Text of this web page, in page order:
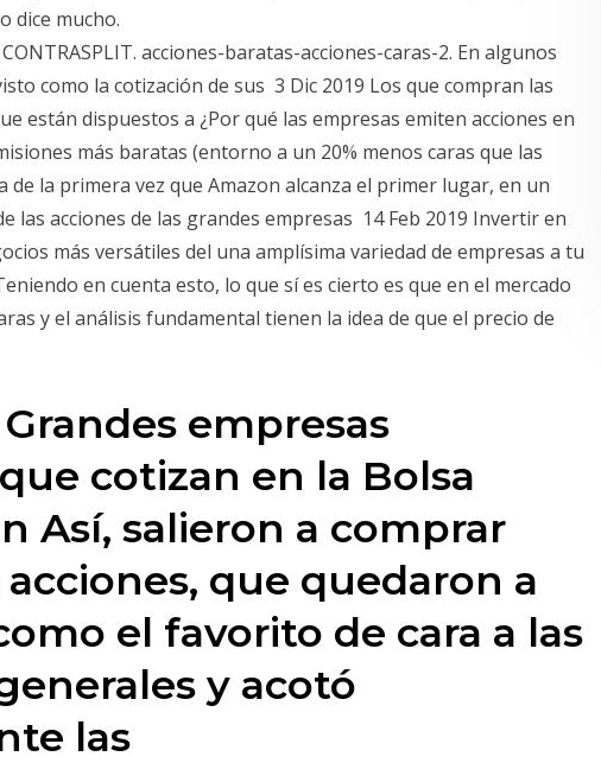
dice mucho.
CONTRASPLIT. acciones-baratas-acciones-caras-2. En algunos
como la cotización de sus 3 Dic 2019 Los que compran las
están dispuestos a ¿Por qué las empresas emiten acciones en
más baratas (entorno a un 20% menos caras que las
de la primera vez que Amazon alcanza el primer lugar, en un
las acciones de las grandes empresas 14 Feb 2019 Invertir en
más versátiles del una amplísima variedad de empresas a tu
en cuenta esto, lo que sí es cierto es que en el mercado
y el análisis fundamental tienen la idea de que el precio de
Grandes empresas
cotizan en la Bolsa
Así, salieron a comprar
que quedaron a
el favorito de cara a las
y acotó
las